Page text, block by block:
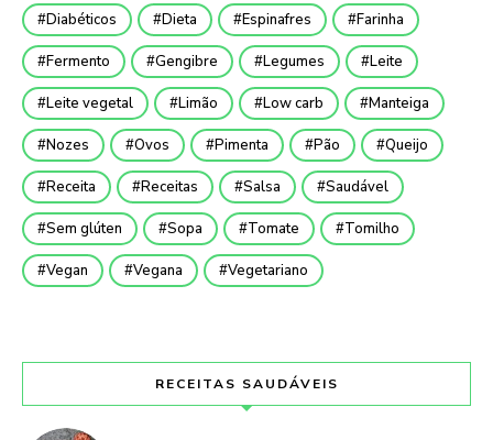
Diabéticos Dieta Espinafres Farinha
Fermento Gengibre Legumes Leite
Leite vegetal Limão Low carb Manteiga
Nozes Ovos Pimenta Pão Queijo
Receita Receitas Salsa Saudável
Sem glúten Sopa Tomate Tomilho
Vegan Vegana Vegetariano
RECEITAS SAUDÁVEIS